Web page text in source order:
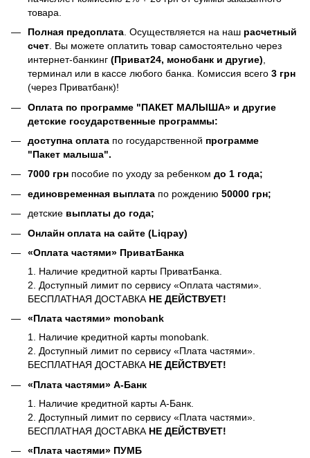
товара.
Полная предоплата . Осуществляется на наш расчетный
счет . Вы можете оплатить товар самостоятельно через
интернет-банкинг (Приват24, монобанк и другие)
терминал или в кассе любого банка. Комиссия всего 3 грн
(через Приватбанк)!
Оплата по программе "ПАКЕТ МАЛЫША» и другие
детские государственные программы:
доступна оплата по государственной программе
"Пакет малыша".
7000 грн пособие по уходу за ребенком до 1 года;
единовременная выплата по рождению 50000 грн;
детские выплаты до года;
Онлайн оплата на сайте (Liqpay)
«Оплата частями» ПриватБанка
1. Наличие кредитной карты ПриватБанка.
2. Доступный лимит по сервису «Оплата частями».
БЕСПЛАТНАЯ ДОСТАВКА НЕ ДЕЙСТВУЕТ!
«Плата частями» monobank
1. Наличие кредитной карты monobank.
2. Доступный лимит по сервису «Плата частями».
БЕСПЛАТНАЯ ДОСТАВКА НЕ ДЕЙСТВУЕТ!
«Плата частями» А-Банк
1. Наличие кредитной карты А-Банк.
2. Доступный лимит по сервису «Плата частями».
БЕСПЛАТНАЯ ДОСТАВКА НЕ ДЕЙСТВУЕТ!
«Плата частями» ПУМБ